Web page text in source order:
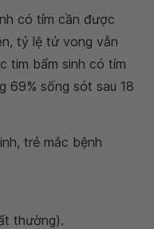
có tím cần được
tỷ lệ tử vong vẫn
tim bẩm sinh có tím
69% sống sót sau 18
trẻ mắc bệnh
thường).